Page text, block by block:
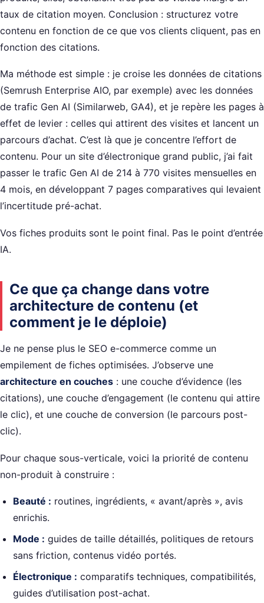
taux de citation moyen. Conclusion : structurez votre
contenu en fonction de ce que vos clients cliquent, pas en
fonction des citations.
Ma méthode est simple : je croise les données de citations
(Semrush Enterprise AIO, par exemple) avec les données
de trafic Gen AI (Similarweb, GA4), et je repère les pages à
effet de levier : celles qui attirent des visites et lancent un
parcours d’achat. C’est là que je concentre l’effort de
contenu. Pour un site d’électronique grand public, j’ai fait
passer le trafic Gen AI de 214 à 770 visites mensuelles en
4 mois, en développant 7 pages comparatives qui levaient
l’incertitude pré-achat.
Vos fiches produits sont le point final. Pas le point d’entrée
IA.
Ce que ça change dans votre
architecture de contenu (et
comment je le déploie)
Je ne pense plus le SEO e-commerce comme un
empilement de fiches optimisées. J’observe une
architecture en couches : une couche d’évidence (les
citations), une couche d’engagement (le contenu qui attire
le clic), et une couche de conversion (le parcours post-
clic).
Pour chaque sous-verticale, voici la priorité de contenu
non-produit à construire :
Beauté : routines, ingrédients, « avant/après », avis
enrichis.
Mode : guides de taille détaillés, politiques de retours
sans friction, contenus vidéo portés.
Électronique : comparatifs techniques, compatibilités,
guides d’utilisation post-achat.